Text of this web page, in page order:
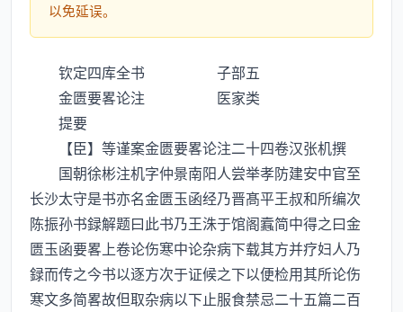
以免延误。
钦定四库全书 子部五
金匮要畧论注 医家类
提要
【臣】等谨案金匮要畧论注二十四卷汉张机撰
国朝徐彬注机字仲景南阳人尝举孝防建安中官至
长沙太守是书亦名金匮玉函经乃晋髙平王叔和所编次
陈振孙书録解题曰此书乃王洙于馆阁蠧简中得之曰金
匮玉函要畧上卷论伤寒中论杂病下载其方并疗妇人乃
録而传之今书以逐方次于证候之下以便检用其所论伤
寒文多简畧故但取杂病以下止服食禁忌二十五篇二百